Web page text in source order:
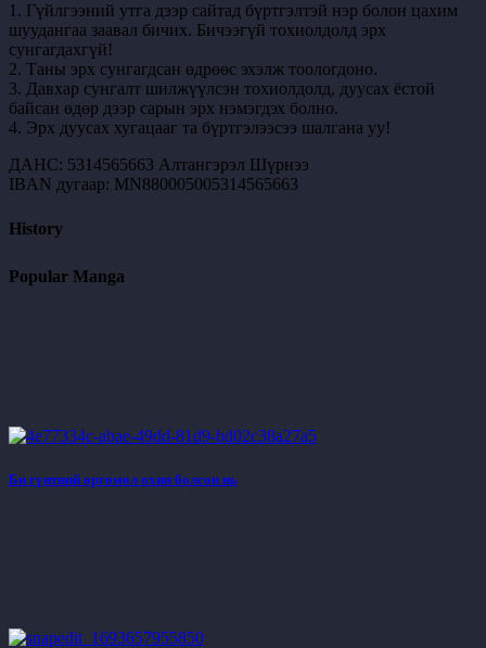
1. Гүйлгээний утга дээр сайтад бүртгэлтэй нэр болон цахим
шуудангаа заавал бичих. Бичээгүй тохиолдолд эрх
сунгагдахгүй!
2. Таны эрх сунгагдсан өдрөөс эхэлж тоологдоно.
3. Давхар сунгалт шилжүүлсэн тохиолдолд, дуусах ёстой
байсан өдөр дээр сарын эрх нэмэгдэх болно.
4. Эрх дуусах хугацааг та бүртгэлээсээ шалгана уу!
ДАНС: 5314565663 Алтангэрэл Шүрнээ
IBAN дугаар: MN880005005314565663
History
Popular Manga
Би гүнтний өргөмөл охин болсон нь